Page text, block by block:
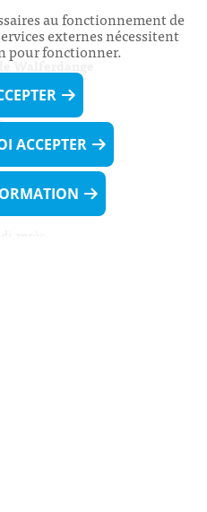
Walferdange
au fonctionnement de
externes nécessitent
pour fonctionner.
ACCEPTER